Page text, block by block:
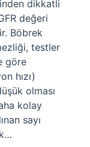
dikkatli
değeri
Böbrek
testler
göre
hızı)
olması
kolay
sayı